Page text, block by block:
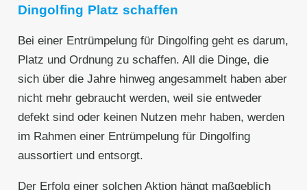
Dingolfing Platz schaffen
Bei einer Entrümpelung für Dingolfing geht es darum,
Platz und Ordnung zu schaffen. All die Dinge, die
sich über die Jahre hinweg angesammelt haben aber
nicht mehr gebraucht werden, weil sie entweder
defekt sind oder keinen Nutzen mehr haben, werden
im Rahmen einer Entrümpelung für Dingolfing
aussortiert und entsorgt.
Der Erfolg einer solchen Aktion hängt maßgeblich